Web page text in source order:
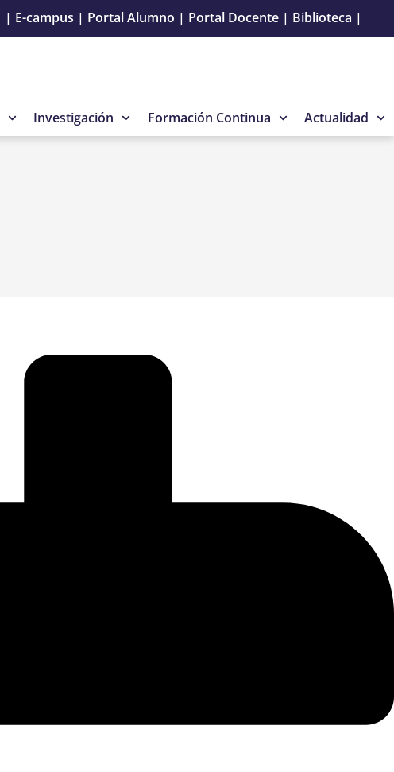
| E-campus | Portal Alumno | Portal Docente | Biblioteca |
Investigación Formación Continua Actualidad